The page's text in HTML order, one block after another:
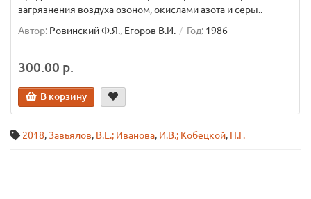
загрязнения воздуха озоном, окислами азота и серы..
Автор: Ровинский Ф.Я., Егоров В.И. Год: 1986
300.00 р.
В корзину
2018,Завьялов, В.Е.; Иванова, И.В.; Кобецкой, Н.Г.